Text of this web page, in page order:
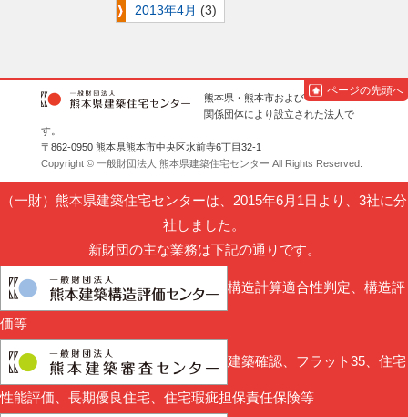
2013年4月 (3)
ページの先頭へ
熊本県・熊本市および
関係団体により設立された法人で
す。
〒862-0950 熊本県熊本市中央区水前寺6丁目32-1
Copyright © 一般財団法人 熊本県建築住宅センター All Rights Reserved.
（一財）熊本県建築住宅センターは、2015年6月1日より、3社に分
社しました。
新財団の主な業務は下記の通りです。
構造計算適合性判定、構造評
価等
建築確認、フラット35、住宅
性能評価、長期優良住宅、住宅瑕疵担保責任保険等